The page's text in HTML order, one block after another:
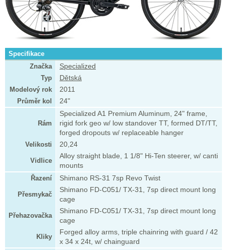
Specifikace
Značka
Specialized
Typ
Dětská
Modelový rok
2011
Průměr kol
24"
Rám
Specialized A1 Premium Aluminum, 24" frame,
rigid fork geo w/ low standover TT, formed DT/TT,
forged dropouts w/ replaceable hanger
Velikosti
20,24
Vidlice
Alloy straight blade, 1 1/8" Hi-Ten steerer, w/ canti
mounts
Řazení
Shimano RS-31 7sp Revo Twist
Přesmykač
Shimano FD-C051/ TX-31, 7sp direct mount long
cage
Přehazovačka
Shimano FD-C051/ TX-31, 7sp direct mount long
cage
Kliky
Forged alloy arms, triple chainring with guard / 42
x 34 x 24t, w/ chainguard